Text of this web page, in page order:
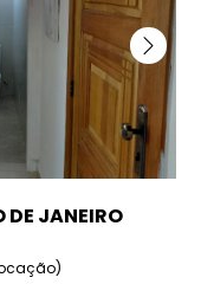
JANEIRO